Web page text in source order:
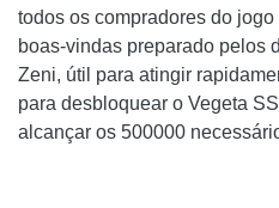
todos os compradores do
boas-vindas preparado pelos
Zeni, útil para atingir
para desbloquear o Vegeta
alcançar os 500000